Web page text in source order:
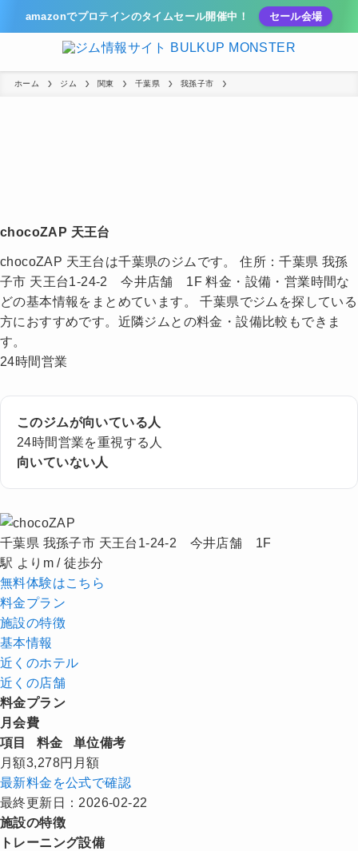
amazonでプロテインのタイムセール開催中！ セール会場
ホーム ジム 関東 千葉県 我孫子市
chocoZAP 天王台
chocoZAP 天王台は千葉県のジムです。 住所：千葉県 我孫
子市 天王台1-24-2 今井店舗 1F 料金・設備・営業時間な
どの基本情報をまとめています。 千葉県でジムを探している
方におすすめです。近隣ジムとの料金・設備比較もできま
す。
24時間営業
このジムが向いている人
24時間営業を重視する人
向いていない人
千葉県 我孫子市 天王台1-24-2 今井店舗 1F
駅 よりm / 徒歩分
無料体験はこちら
料金プラン
施設の特徴
基本情報
近くのホテル
近くの店舗
料金プラン
月会費
項目
料金 単位備考
月額3,278円 月額
最新料金を公式で確認
最終更新日：2026-02-22
施設の特徴
トレーニング設備